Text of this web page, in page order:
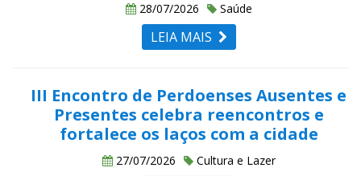
28/07/2026 Saúde
LEIA MAIS
III Encontro de Perdoenses Ausentes e
Presentes celebra reencontros e
fortalece os laços com a cidade
27/07/2026 Cultura e Lazer